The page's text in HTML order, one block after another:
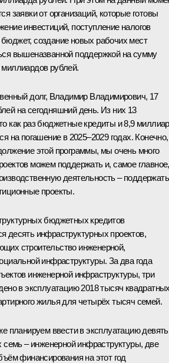
заявки от организаций, которые готовы
инвестиций, поступление налогов
создание новых рабочих мест
вышеназванной поддержкой на сумму
рублей.
долг, Владимир Владимирович, 17
на сегодняшний день. Из них 13
как раз бюджетные кредиты и 8,9
на погашение в 2025–2029 годах. Конечно,
этой программы, мы очень много
можем поддержать и, самое главное,
деятельность –
проекты.
бюджетных кредитов
десять инфраструктурных проектов,
строительство инженерной,
инфраструктуры. За два года
инженерной инфраструктуры, три
в эксплуатацию 2018 тысяч
жилья для четырёх тысяч семей.
планируем ввести в эксплуатацию девять
семь – инженерной инфраструктуры, две
финансирования на этот год